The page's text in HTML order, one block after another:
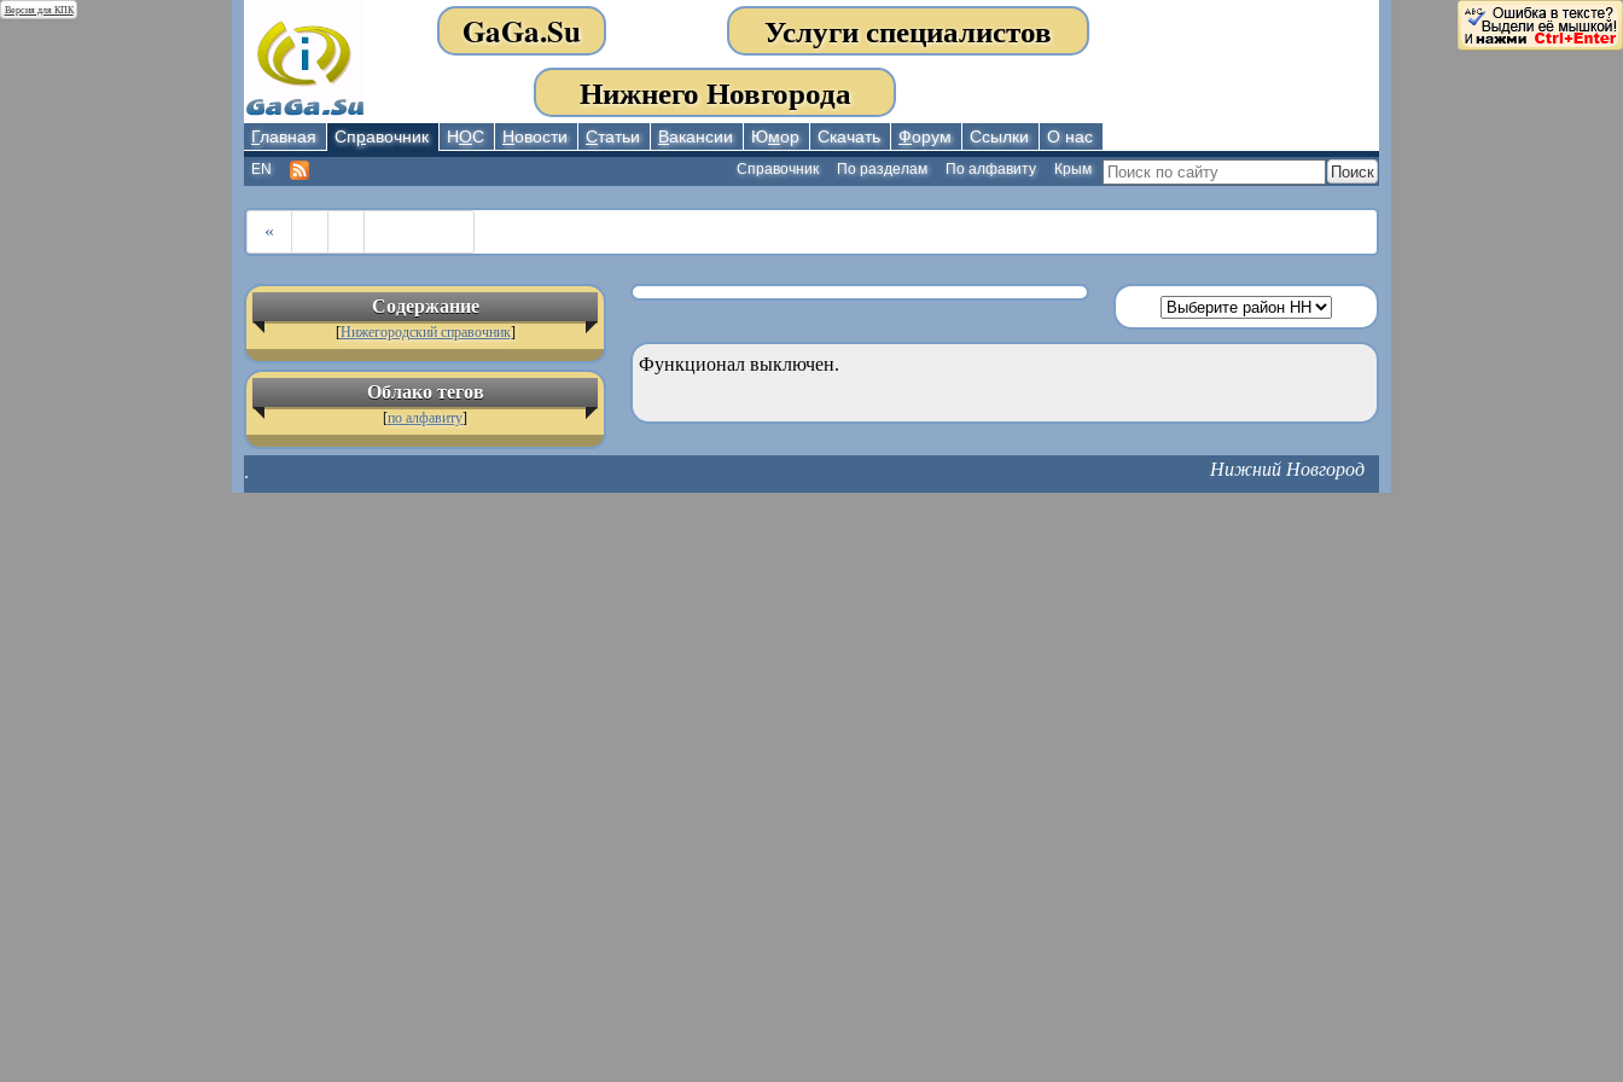
Версия для КПК GaGa.Su
Услуги специалистов
Нижнего Новгорода
Главная Справочник НОС Новости Статьи Вакансии Юмор Скачать Форум Ссылки О нас
Крым
По алфавиту
По разделам
Справочник
EN
«
Содержание
[Нижегородский справочник]
Облако тегов
[по алфавиту]
Функционал выключен.
. Нижний Новгород